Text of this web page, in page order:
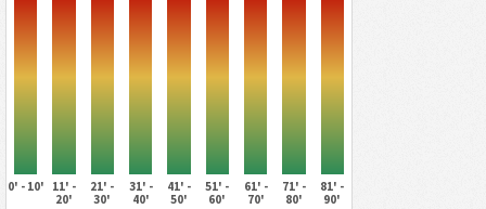
0' - 10'
11' -
20'
21' -
30'
31' -
40'
41' -
50'
51' -
60'
61' -
70'
71' -
80'
81' -
90'